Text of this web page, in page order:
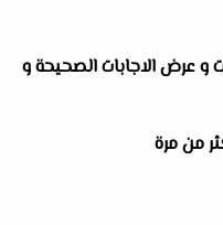
و عرض الاجابات الصحيحة و
من مرة